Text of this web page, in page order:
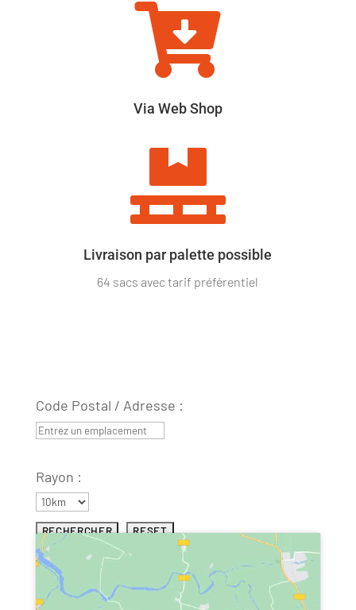

Via Web Shop

Livraison par palette possible
64 sacs avec tarif préférentiel
Code Postal / Adresse :
Rayon :